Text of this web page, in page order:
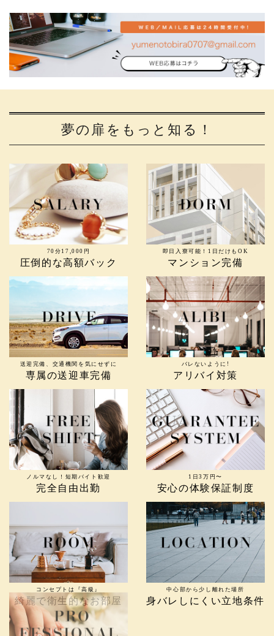
夢の扉をもっと知る！
70分17,000円
圧倒的な高額バック
即日入寮可能！1日だけもOK
マンション完備
送迎完備、交通機関を気にせずに
専属の送迎車完備
バレないように!
アリバイ対策
ノルマなし！短期バイト歓迎
完全自由出勤
1日3万円〜
安心の体験保証制度
コンセプトは『高級』
綺麗で衛生的なお部屋
中心部から少し離れた場所
身バレしにくい立地条件